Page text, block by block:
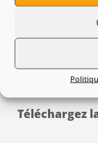
Téléchargez